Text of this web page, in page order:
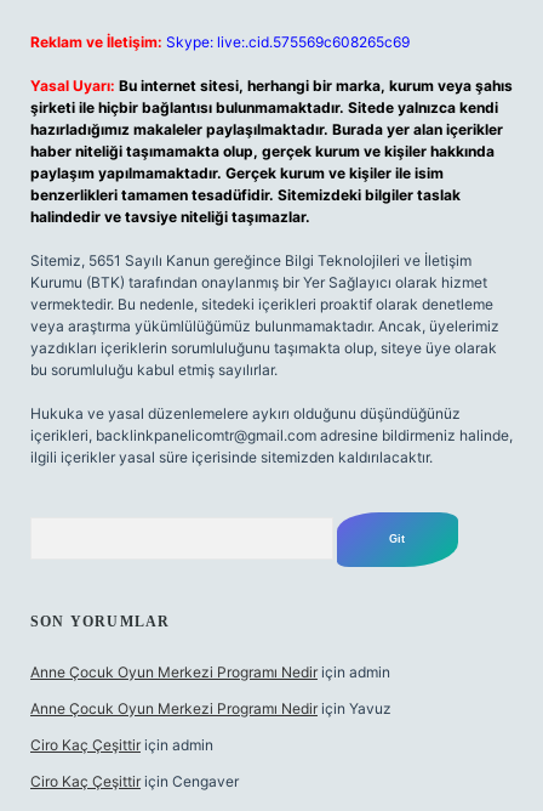
Reklam ve İletişim: Skype: live:.cid.575569c608265c69
Yasal Uyarı: Bu internet sitesi, herhangi bir marka, kurum veya şahıs
şirketi ile hiçbir bağlantısı bulunmamaktadır. Sitede yalnızca kendi
hazırladığımız makaleler paylaşılmaktadır. Burada yer alan içerikler
haber niteliği taşımamakta olup, gerçek kurum ve kişiler hakkında
paylaşım yapılmamaktadır. Gerçek kurum ve kişiler ile isim
benzerlikleri tamamen tesadüfidir. Sitemizdeki bilgiler taslak
halindedir ve tavsiye niteliği taşımazlar.
Sitemiz, 5651 Sayılı Kanun gereğince Bilgi Teknolojileri ve İletişim
Kurumu (BTK) tarafından onaylanmış bir Yer Sağlayıcı olarak hizmet
vermektedir. Bu nedenle, sitedeki içerikleri proaktif olarak denetleme
veya araştırma yükümlülüğümüz bulunmamaktadır. Ancak, üyelerimiz
yazdıkları içeriklerin sorumluluğunu taşımakta olup, siteye üye olarak
bu sorumluluğu kabul etmiş sayılırlar.
Hukuka ve yasal düzenlemelere aykırı olduğunu düşündüğünüz
içerikleri, backlinkpanelicomtr@gmail.com adresine bildirmeniz halinde,
ilgili içerikler yasal süre içerisinde sitemizden kaldırılacaktır.
SON YORUMLAR
Anne Çocuk Oyun Merkezi Programı Nedir için admin
Anne Çocuk Oyun Merkezi Programı Nedir için Yavuz
Ciro Kaç Çeşittir için admin
Ciro Kaç Çeşittir için Cengaver